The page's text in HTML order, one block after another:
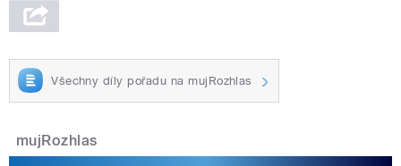
Všechny díly pořadu na mujRozhlas
mujRozhlas